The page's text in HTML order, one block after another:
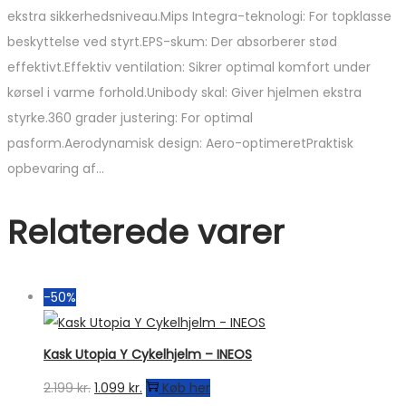
ekstra sikkerhedsniveau.Mips Integra-teknologi: For topklasse
beskyttelse ved styrt.EPS-skum: Der absorberer stød
effektivt.Effektiv ventilation: Sikrer optimal komfort under
kørsel i varme forhold.Unibody skal: Giver hjelmen ekstra
styrke.360 grader justering: For optimal
pasform.Aerodynamisk design: Aero-optimeretPraktisk
opbevaring af…
Relaterede varer
-50%
Kask Utopia Y Cykelhjelm – INEOS
2.199kr. Den
1.099 kr. DenKøb her